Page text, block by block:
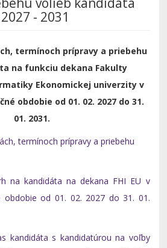
- 2031
termínoch prípravy a priebehu
na funkciu dekana Fakulty
Ekonomickej univerzity v
obdobie od 01. 02. 2027 do 31.
01. 2031.
termínoch prípravy a priebehu
na kandidáta na dekana FHI EU v
obdobie od 01. 02. 2027 do 31. 01.
kandidáta s kandidatúrou na voľby